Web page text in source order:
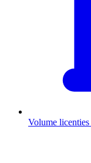
Volume licenties